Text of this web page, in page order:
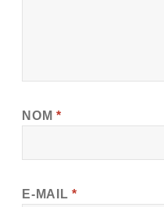
NOM *
E-MAIL *